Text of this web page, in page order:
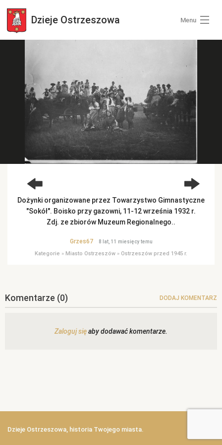
Dzieje Ostrzeszowa Menu
Kategorie zdjęć
Zaloguj się
+ Dodaj zdjęcia
Dożynki organizowane przez Towarzystwo Gimnastyczne
"Sokół". Boisko przy gazowni, 11-12 września 1932 r.
Zdj. ze zbiorów Muzeum Regionalnego..
Grzes67 8 lat, 11 miesięcy temu
Kategorie » Miasto Ostrzeszów » Ostrzeszów przed 1945 r.
Komentarze (0) DODAJ KOMENTARZ
Zaloguj sięaby dodawać komentarze.
Dzieje Ostrzeszowa, historia Twojego miasta.